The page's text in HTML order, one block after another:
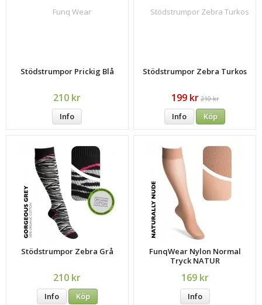
Stödstrumpor Prickig Blå
210 kr
Info
Stödstrumpor Zebra Turkos
199 kr 210 kr
Info Köp
Stödstrumpor Zebra Grå
210 kr
Info Köp
FunqWear Nylon Normal
Tryck NATUR
169 kr
Info